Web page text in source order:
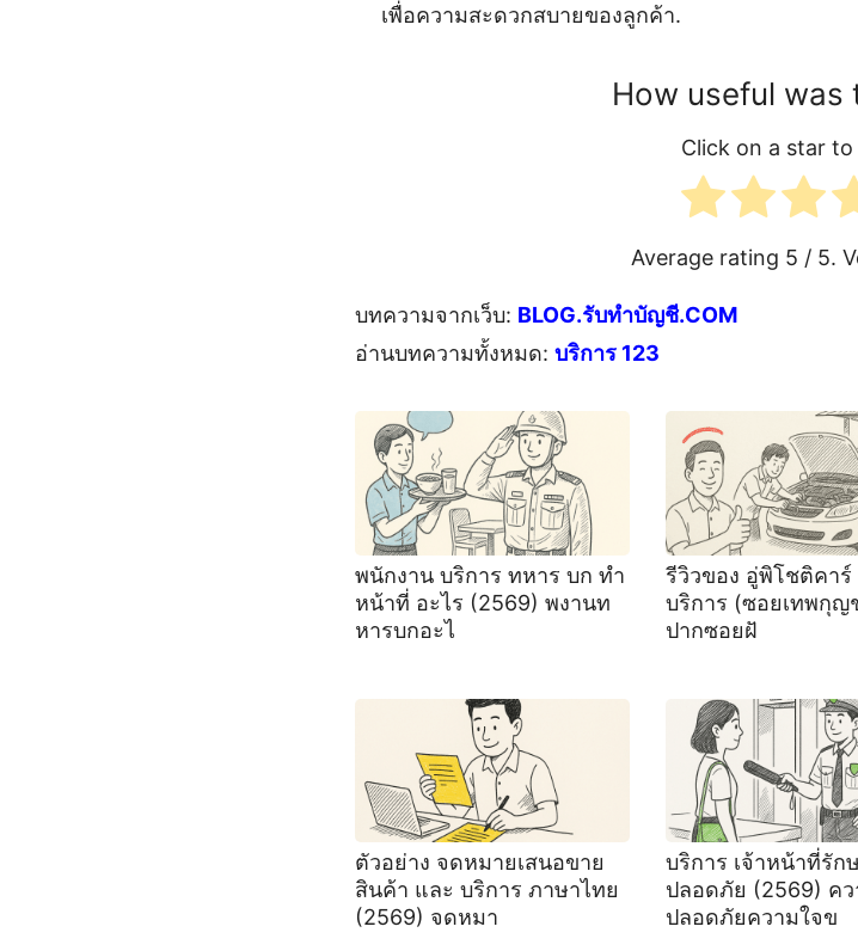
เพื่อความสะดวกสบายของลูกค้า.
How useful was
Click on a star
Average rating 5 / 5.
บทความจากเว็บ: BLOG.รับทำบัญชี.COM
อ่านบทความทั้งหมด: บริการ 123
พนักงาน บริการ ทหาร บก ทํา
หน้าที่ อะไร (2569) พงานท
หารบกอะไ
รีวิวของ อู่พิโชติคา
บริการ (ซอยเทพกุญ
ปากซอยฝั
ตัวอย่าง จดหมายเสนอขาย
สินค้า และ บริการ ภาษาไทย
(2569) จดหมา
บริการ เจ้าหน้าที่รัก
ปลอดภัย (2569) คว
ปลอดภัยความใจข